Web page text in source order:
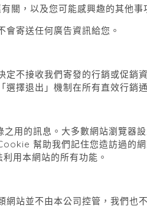
關，以及您可能感興趣的其他事
會寄送任何廣告資訊給您。
不接收我們寄發的行銷或促
擇退出」機制在所有直效行銷
用的訊息。大多數網站瀏覽器
幫助我們記住您造訪過的
用本網站的所有功能。
站並不由本公司控管，我們